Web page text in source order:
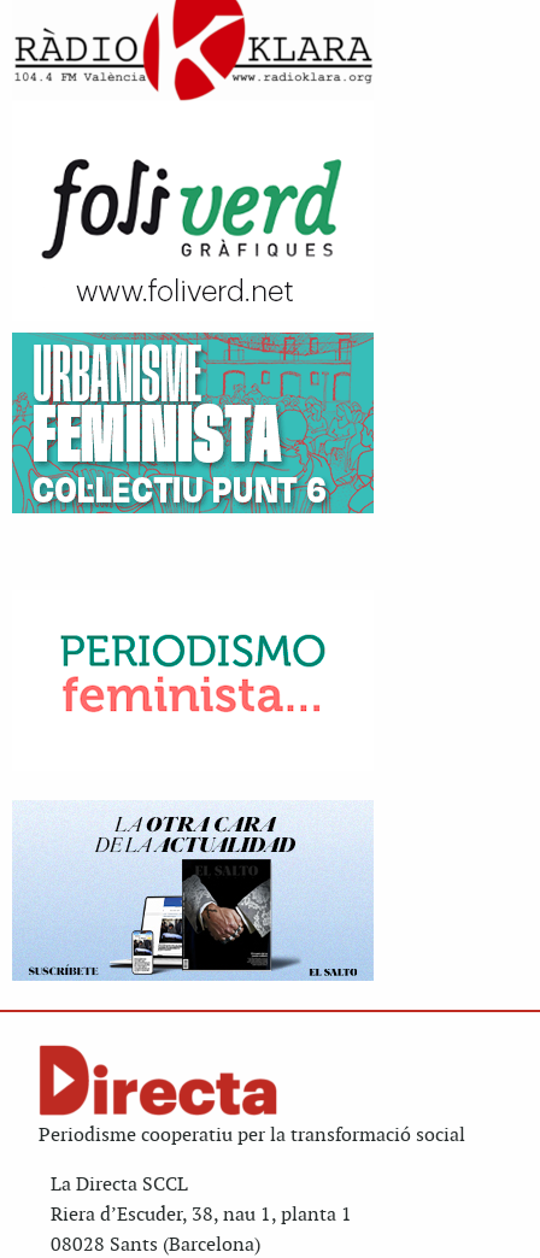
Periodisme cooperatiu per la transformació social
La Directa SCCL
Riera d’Escuder, 38, nau 1, planta 1
08028 Sants (Barcelona)